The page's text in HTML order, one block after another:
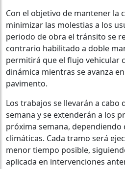
Con el objetivo de mantener la
minimizar las molestias a los
periodo de obra el tránsito se
contrario habilitado a doble
permitirá que el flujo vehicular
dinámica mientras se avanza
pavimento.
Los trabajos se llevarán a cabo
semana y se extenderán a los
próxima semana, dependiendo
climáticas. Cada tramo será
menor tiempo posible,
aplicada en intervenciones